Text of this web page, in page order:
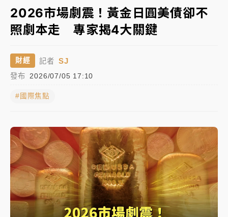
中颱白海豚風雨來了！中部以北防豪雨 今晚、明天影
響最劇烈
白海豚逼近！北市水門只出不進 未移置車輛最高罰
油價持續凍漲！ 中油宣布下周一汽柴油價格維持不變
有片｜ 白海豚暴風圈逼近！新北淡水赫見龍捲風 榕樹
連根拔起
中颱白海豚風雨來了！中部以北防豪雨 今晚、明天影
響最劇烈
白海豚逼近！北市水門只出不進 未移置車輛最高罰
4800＋拖吊費
2026市場劇震！黃金日圓美債卻不
照劇本走 專家揭4大關鍵
財經 記者 SJ
發布 2026/07/05 17:10
#國際焦點